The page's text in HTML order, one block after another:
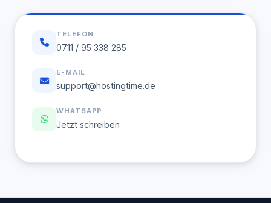
TELEFON
0711 / 95 338 285
E-MAIL
support@hostingtime.de
WHATSAPP
Jetzt schreiben